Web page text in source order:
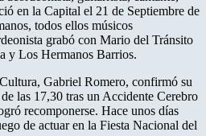
en la Capital el 21 de Septiembre de
todos ellos músicos
grabó con Mario del Tránsito
y Los Hermanos Barrios.
Gabriel Romero, confirmó su
las 17,30 tras un Accidente Cerebro
recomponerse. Hace unos días
de actuar en la Fiesta Nacional del